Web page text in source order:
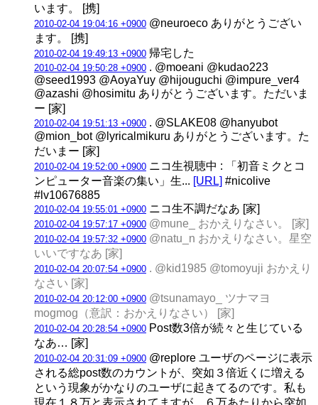
います。 [携]
2010-02-04 19:04:16 +0900 @neuroeco ありがとうござい
ます。 [携]
2010-02-04 19:49:13 +0900 帰宅した
2010-02-04 19:50:28 +0900 . @moeani @kudao223
@seed1993 @AoyaYuy @hijouguchi @impure_ver4
@azashi @hosimitu ありがとうございます。ただいま
ー [家]
2010-02-04 19:51:13 +0900 . @SLAKE08 @hanyubot
@mion_bot @lyricalmikuru ありがとうございます。た
だいまー [家]
2010-02-04 19:52:00 +0900 ニコ生視聴中 : 「初音ミクとコ
ンピューター音楽の集い」生... [URL] #nicolive
#lv10676885
2010-02-04 19:55:01 +0900 ニコ生不調だなあ [家]
2010-02-04 19:57:17 +0900 @mune_ おかえりなさい。 [家]
2010-02-04 19:57:32 +0900 @natu_n おかえりなさい。星空
いいですなあ [家]
2010-02-04 20:07:54 +0900 . @kid1985 @tomoyuji おかえり
なさい [家]
2010-02-04 20:12:00 +0900 @tsunamayo_ ツナマヨ
mogmog（意訳：おかえりなさい） [家]
2010-02-04 20:28:54 +0900 Post数3倍が続々と生じている
なあ… [家]
2010-02-04 20:31:09 +0900 @replore ユーザのページに表示
される総post数のカウントが、突如３倍近くに増える
という現象がかなりのユーザに起きてるのです。私も
現在１８万と表示されてますが、６万あたりから突如